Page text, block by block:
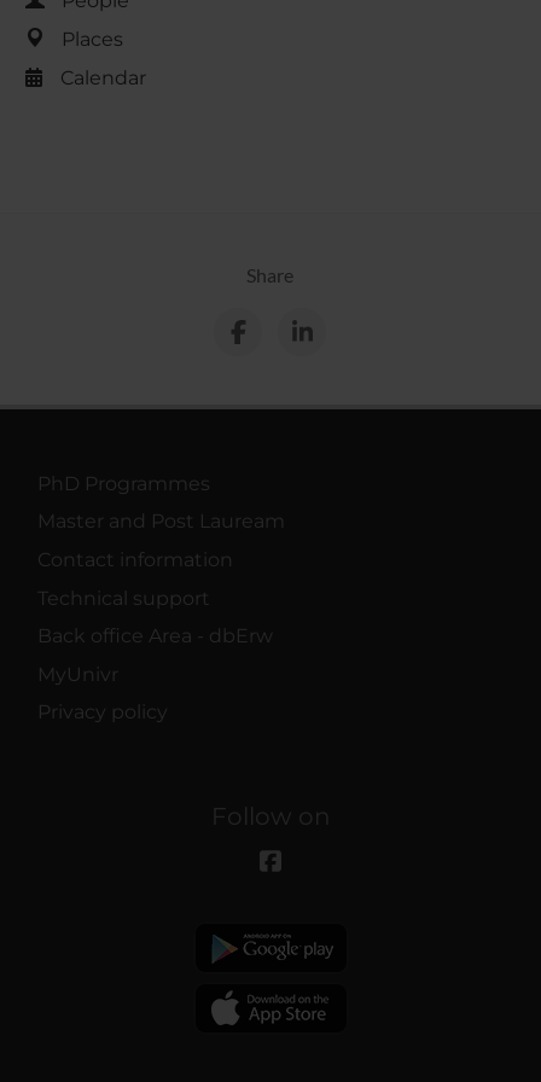
Places
Calendar
Share
PhD Programmes
Master and Post Lauream
Contact information
Technical support
Back office Area - dbErw
MyUnivr
Privacy policy
Follow on